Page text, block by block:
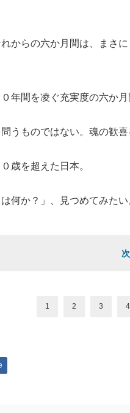
からの六か月間は、まさ
年間を凌ぐ充実度の六か月
問うものではない。魂の歓
歳を超えた日本。
何か？」、見つめてみたい
1 2 3 4